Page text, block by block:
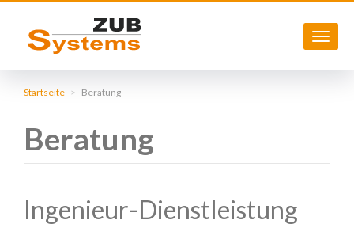
Direkt
Startseite Beratung
Beratung
Ingenieur-Dienstleistung